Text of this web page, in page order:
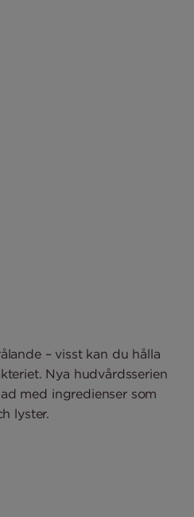
– visst kan du hålla
Nya hudvårdsserien
med ingredienser som
lyster.